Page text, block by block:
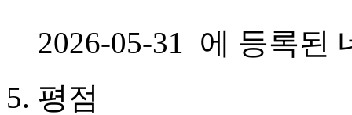
2026-05-31 에 등록된
평점